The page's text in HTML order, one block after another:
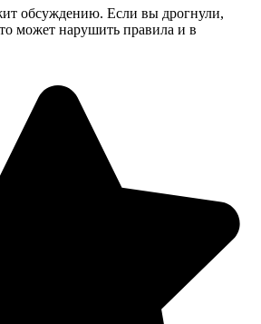
обсуждению. Если вы дрогнули,
может нарушить правила и в